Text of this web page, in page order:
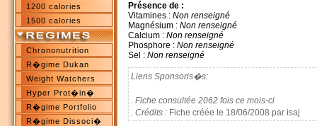
1200 calories
1500 calories
Chrononutrition
R�gime Dukan
Weight Watchers
Hyper Prot�in�
R�gime Portfolio
R�gime Dissoci�
Présence de :
Vitamines : Non renseigné
Magnésium : Non renseigné
Calcium : Non renseigné
Phosphore : Non renseigné
Sel : Non renseigné
Liens Sponsoris�s:
. Fiche consultée 2062 fois ce mois-ci
. Crédits :Fiche créée le 18/06/2008 par isaj